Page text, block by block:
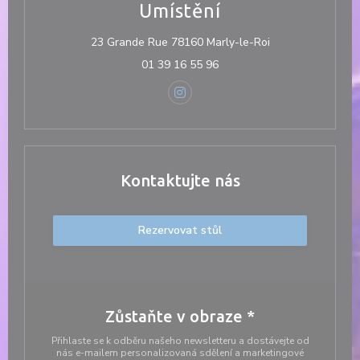
Umístění
23 Grande Rue 78160 Marly-le-Roi((otevře se v
01 39 16 55 96
Instagram ((otevře se v novém
Kontaktujte nás
Rezervovat stůl
Zůstaňte v obraze *
Přihlaste se k odběru našeho newsletteru a dostávejte od
nás e-mailem personalizovaná sdělení a marketingové